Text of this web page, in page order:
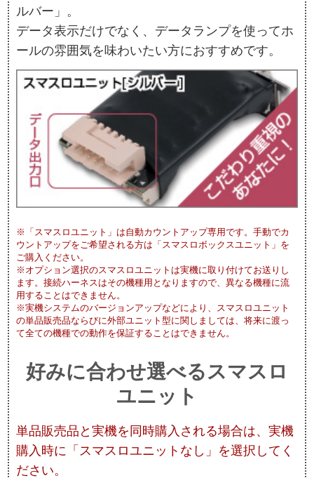
ルバー」。
データ表示だけでなく、データランプを使ってホ
ールの雰囲気を味わいたい方におすすめです。
※「スマスロユニット」は自動カウントアップ専用です。手動でカ
ウントアップをご希望される方は「スマスロボックスユニット」を
ご購入ください。
※オプション選択のスマスロユニットは実機に取り付けてお送りし
ます。接続ハーネスはその機種用となりますので、異なる機種に流
用することはできません。
※実機システムのバージョンアップなどにより、スマスロユニット
の単品販売品ならびに外部ユニット型に関しましては、将来に渡っ
て全ての機種での動作を保証することはできません。
好みに合わせ選べるスマスロ
ユニット
単品販売品と実機を同時購入される場合は、実機
購入時に「スマスロユニットなし」を選択してく
ださい。